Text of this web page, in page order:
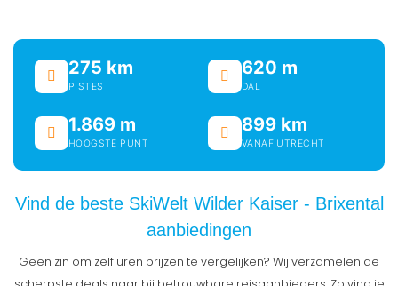
275 km
PISTES
620 m
DAL
1.869 m
HOOGSTE PUNT
899 km
VANAF UTRECHT
Vind de beste SkiWelt Wilder Kaiser - Brixental
aanbiedingen
Geen zin om zelf uren prijzen te vergelijken? Wij verzamelen de